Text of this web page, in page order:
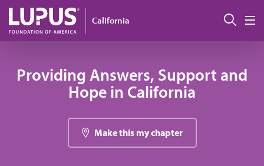
Pasar al contenido principal
California
Providing Answers, Support and
Hope in California
Make this my chapter